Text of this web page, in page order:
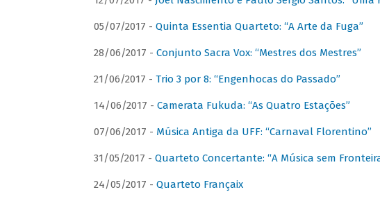
05/07/2017 - Quinta Essentia Quarteto: “A Arte da Fuga”
28/06/2017 - Conjunto Sacra Vox: “Mestres dos Mestres”
21/06/2017 - Trio 3 por 8: “Engenhocas do Passado”
14/06/2017 - Camerata Fukuda: “As Quatro Estações”
07/06/2017 - Música Antiga da UFF: “Carnaval Florentino”
31/05/2017 - Quarteto Concertante: “A Música sem
24/05/2017 - Quarteto Françaix